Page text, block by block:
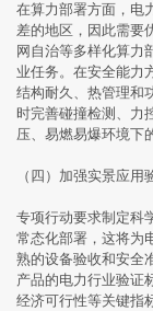
在算力部署方面，电
差的地区，因此需要
网自治等多样化算力
业任务。在安全能力
结构耐久、热管理和
时完善碰撞检测、力
压、易燃易爆环境下
（四）加强实景应
专项行动要求制定科
常态化部署，这将为
熟的设备验收和安全
产品的电力行业验证
经济可行性等关键指